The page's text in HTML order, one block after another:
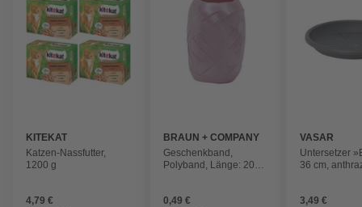
KITEKAT
Katzen-Nassfutter,
1200 g
4,79 €
BRAUN + COMPANY
Geschenkband,
Polyband, Länge: 2000
0,49 €
VASAR
Untersetzer
36 cm,
3,49 €